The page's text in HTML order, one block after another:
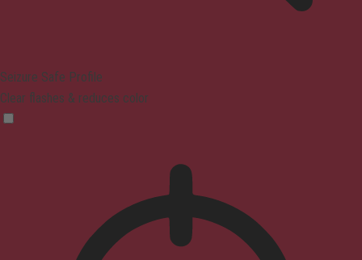
Seizure Safe Profile
Clear flashes & reduces color